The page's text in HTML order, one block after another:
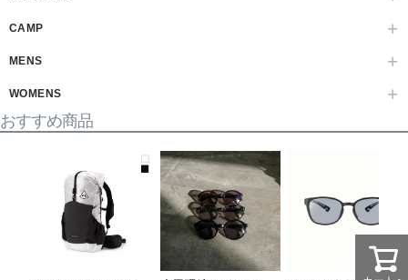
CAMP
MENS
WOMENS
おすすめ商品